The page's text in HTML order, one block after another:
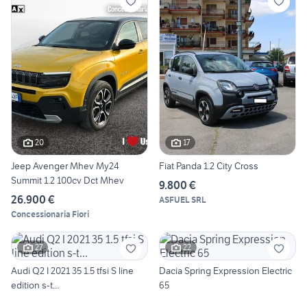
20
Jeep Avenger Mhev My24
Summit 1.2 100cv Dct Mhev
26.900 €
Concessionaria Fiori
17
Fiat Panda 1.2 City Cross
9.800 €
ASFUEL SRL
27
Audi Q2 I 2021 35 1.5 tfsi S line
edition s-t...
22
Dacia Spring Expression Electric
65